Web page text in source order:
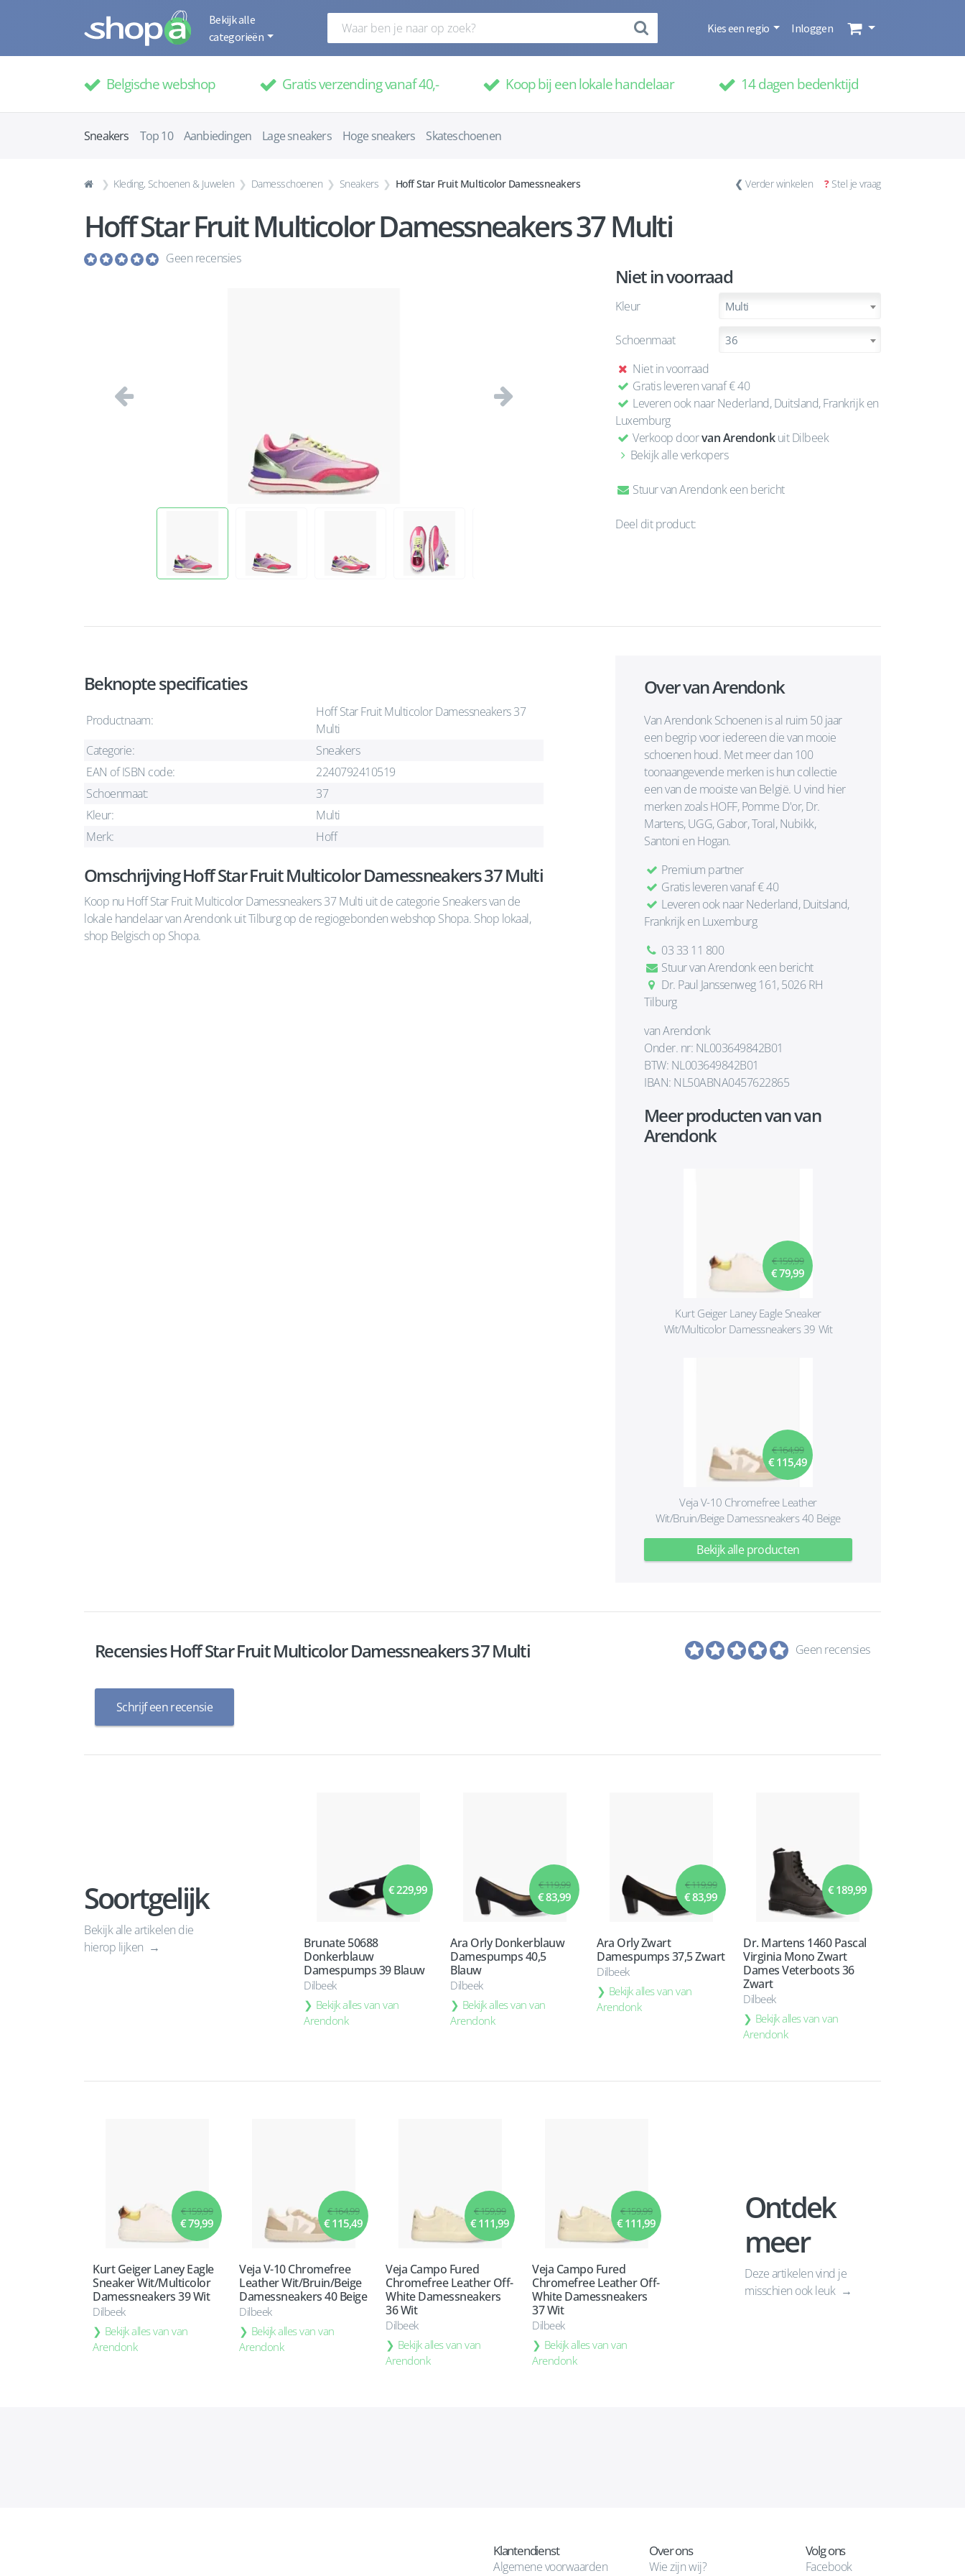
Bekijk alle
categorieën
Kies een regio Inloggen
Belgische webshop Gratis verzending vanaf 40,- Koop bij een lokale handelaar 14 dagen bedenktijd
Sneakers Top 10 Aanbiedingen Lage sneakers Hoge sneakers Skateschoenen
Kleding, Schoenen & Juwelen Damesschoenen Sneakers Hoff Star Fruit Multicolor Damessneakers ❮ Verder winkelen ? Stel je vraag
Hoff Star Fruit Multicolor Damessneakers 37 Multi
Geen recensies
Vorige Volgende
Niet in voorraad
Kleur Multi
Schoenmaat 36
Niet in voorraad
Gratis leveren vanaf € 40
Leveren ook naar Nederland, Duitsland, Frankrijk en
Luxemburg
Verkoop doorvan Arendonkuit Dilbeek
Bekijk alle verkopers
Stuur van Arendonk een bericht
Deel dit product:
Beknopte specificaties
Productnaam:
Hoff Star Fruit Multicolor Damessneakers 37
Multi
Categorie:
Sneakers
EAN of ISBN code:
2240792410519
Schoenmaat:
37
Kleur:
Multi
Merk:
Hoff
Omschrijving Hoff Star Fruit Multicolor Damessneakers 37 Multi
Koop nu Hoff Star Fruit Multicolor Damessneakers 37 Multi uit de categorie Sneakers van de
lokale handelaar van Arendonk uit Tilburg op de regiogebonden webshop Shopa. Shop lokaal,
shop Belgisch op Shopa.
Over van Arendonk
Van Arendonk Schoenen is al ruim 50 jaar
een begrip voor iedereen die van mooie
schoenen houd. Met meer dan 100
toonaangevende merken is hun collectie
een van de mooiste van België. U vind hier
merken zoals HOFF, Pomme D'or, Dr.
Martens, UGG, Gabor, Toral, Nubikk,
Santoni en Hogan.
Premium partner
Gratis leveren vanaf € 40
Leveren ook naar Nederland, Duitsland,
Frankrijk en Luxemburg
03 33 11 800
Stuur van Arendonk een bericht
Dr. Paul Janssenweg 161, 5026 RH
Tilburg
van Arendonk
Onder. nr: NL003649842B01
BTW: NL003649842B01
IBAN: NL50ABNA0457622865
Meer producten van van
Arendonk
€ 159,99
€ 79,99
Kurt Geiger Laney Eagle Sneaker
Wit/Multicolor Damessneakers 39 Wit
€ 164,99
€ 115,49
Veja V-10 Chromefree Leather
Wit/Bruin/Beige Damessneakers 40 Beige
Bekijk alle producten
Recensies Hoff Star Fruit Multicolor Damessneakers 37 Multi Geen recensies
Schrijf een recensie
Soortgelijk
Bekijk alle artikelen die
hierop lijken
€ 229,99
Brunate 50688
Donkerblauw
Damespumps 39 Blauw
Dilbeek
Bekijk alles van van
Arendonk
€ 119,99
€ 83,99
Ara Orly Donkerblauw
Damespumps 40,5
Blauw
Dilbeek
Bekijk alles van van
Arendonk
€ 119,99
€ 83,99
Ara Orly Zwart
Damespumps 37,5 Zwart
Dilbeek
Bekijk alles van van
Arendonk
€ 189,99
Dr. Martens 1460 Pascal
Virginia Mono Zwart
Dames Veterboots 36
Zwart
Dilbeek
Bekijk alles van van
Arendonk
€ 159,99
€ 79,99
Kurt Geiger Laney Eagle
Sneaker Wit/Multicolor
Damessneakers 39 Wit
Dilbeek
Bekijk alles van van
Arendonk
€ 164,99
€ 115,49
Veja V-10 Chromefree
Leather Wit/Bruin/Beige
Damessneakers 40 Beige
Dilbeek
Bekijk alles van van
Arendonk
€ 159,99
€ 111,99
Veja Campo Fured
Chromefree Leather Off-
White Damessneakers
36 Wit
Dilbeek
Bekijk alles van van
Arendonk
€ 159,99
€ 111,99
Veja Campo Fured
Chromefree Leather Off-
White Damessneakers
37 Wit
Dilbeek
Bekijk alles van van
Arendonk
Ontdek
meer
Deze artikelen vind je
misschien ook leuk
Klantendienst
Algemene voorwaarden
Over ons
Wie zijn wij?
Volg ons
Facebook